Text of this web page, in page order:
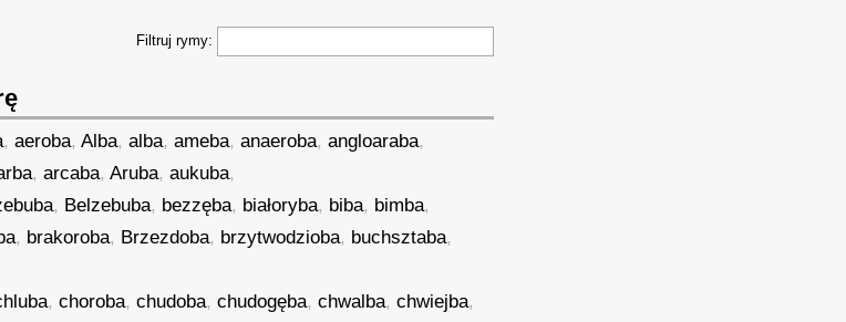
Filtruj rymy:
,aeroba,Alba,alba,ameba,anaeroba,angloaraba,
,arcaba,Aruba,aukuba,
, Belzebuba, bezzęba, białoryba, biba, bimba,
, brakoroba, Brzezdoba, brzytwodzioba, buchsztaba,
,choroba,chudoba,chudogęba,chwalba,chwiejba,